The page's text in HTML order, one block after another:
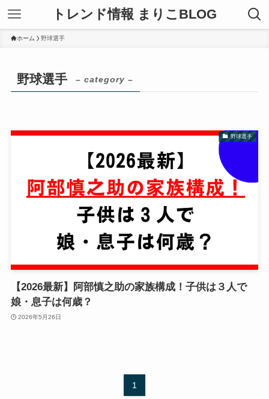
トレンド情報 まりこBLOG
ホーム 野球選手
野球選手 – category –
野球選手
【2026最新】阿部慎之助の家族構成！子供は３人で
娘・息子は何歳？
2026年5月26日
1